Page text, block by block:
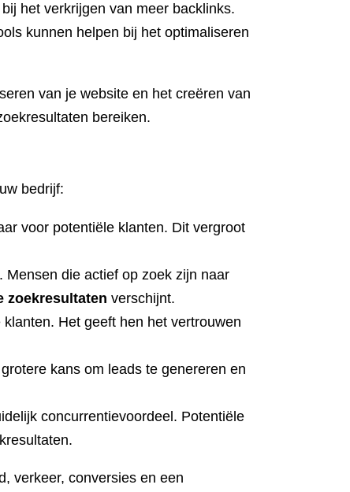
het verkrijgen van meer backlinks.
kunnen helpen bij het optimaliseren
van je website en het creëren van
bereiken.
bedrijf:
voor potentiële klanten. Dit vergroot
die actief op zoek zijn naar
zoekresultaten verschijnt.
Het geeft hen het vertrouwen
kans om leads te genereren en
concurrentievoordeel. Potentiële
verkeer, conversies en een